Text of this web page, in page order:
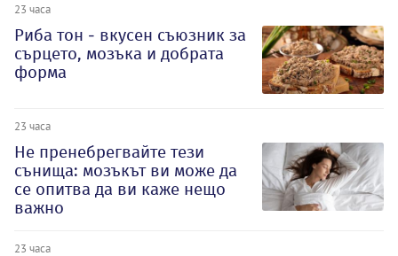
23 часа
Риба тон - вкусен съюзник за
сърцето, мозъка и добрата
форма
23 часа
Не пренебрегвайте тези
сънища: мозъкът ви може да
се опитва да ви каже нещо
важно
23 часа